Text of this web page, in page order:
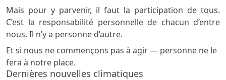
Mais pour y parvenir, il faut la participation de tous.
C’est la responsabilité personnelle de chacun d’entre
nous. Il n’y a personne d’autre.
Et si nous ne commençons pas à agir — personne ne le
fera à notre place.
Dernières nouvelles climatiques